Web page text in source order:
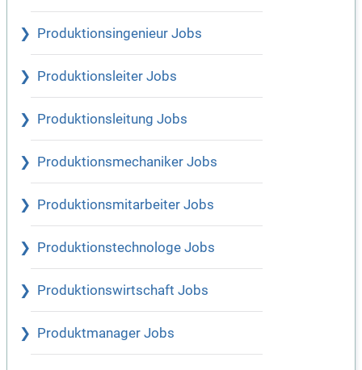
Produktionsingenieur Jobs
Produktionsleiter Jobs
Produktionsleitung Jobs
Produktionsmechaniker Jobs
Produktionsmitarbeiter Jobs
Produktionstechnologe Jobs
Produktionswirtschaft Jobs
Produktmanager Jobs